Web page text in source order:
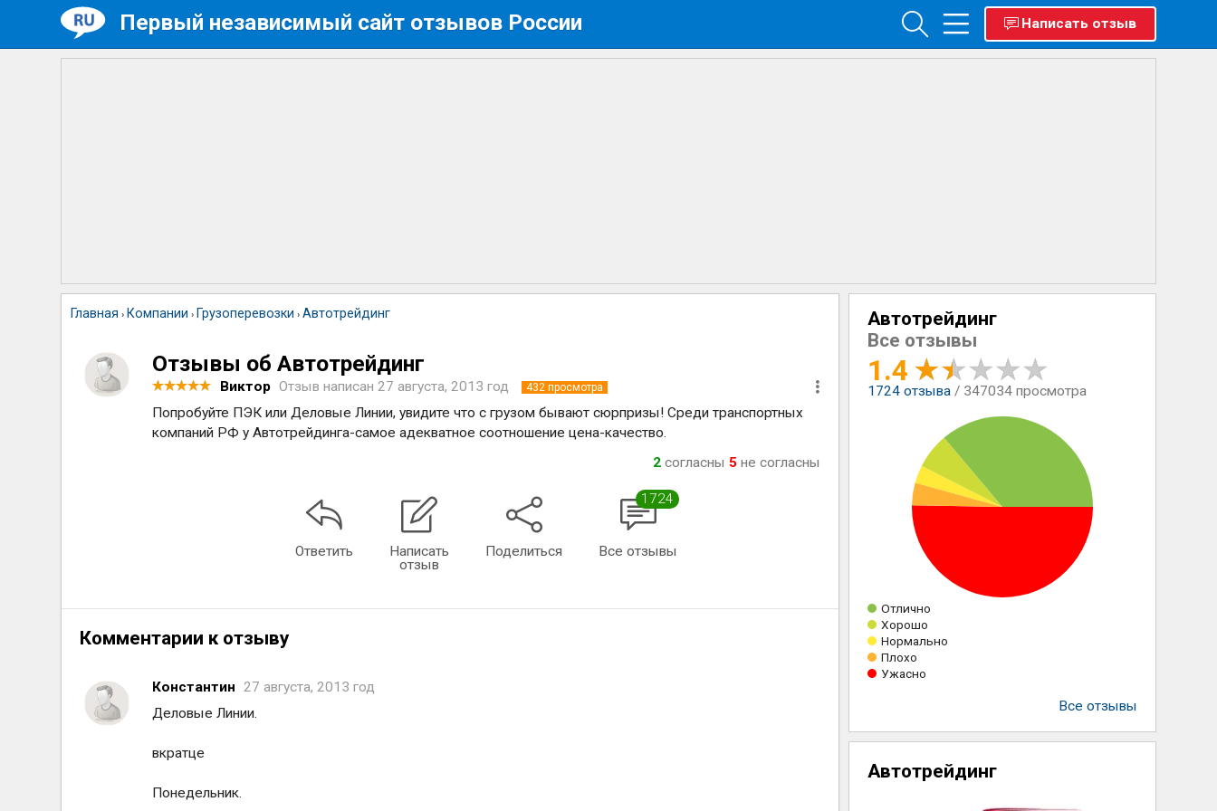
Первый независимый сайт отзывов России Написать отзыв
Главная › Компании › Грузоперевозки ›Автотрейдинг
Отзывы об Автотрейдинг
Виктор Отзыв написан27 августа, 2013 год 432 просмотра
Попробуйте ПЭК или Деловые Линии, увидите что с грузом бывают сюрпризы! Среди транспортных
компаний РФ у Автотрейдинга-самое адекватное соотношение цена-качество.
2согласны 5не согласны
Ответить
Написать
отзыв
Поделиться
1724
Все отзывы
Комментарии к отзыву
Константин 27 августа, 2013 год
Деловые Линии.
вкратце
Понедельник.
Автотрейдинг
Все отзывы
1.4
1724отзыва / 347034 просмотра
Отлично
Хорошо
Нормально
Плохо
Ужасно
Все отзывы
Автотрейдинг